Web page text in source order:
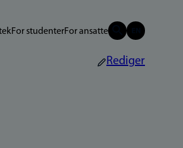
For studenterFor ansatte
Rediger